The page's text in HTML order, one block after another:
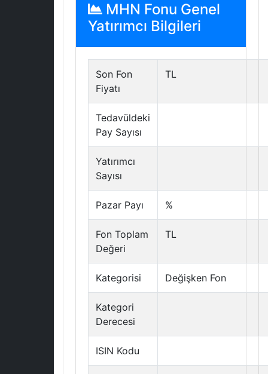
MHN Fonu Genel
Yatırımcı Bilgileri
Son Fon
Fiyatı
TL
Tedavüldeki
Pay Sayısı
Yatırımcı
Sayısı
Pazar Payı %
Fon Toplam
Değeri
TL
Kategorisi Değişken Fon
Kategori
Derecesi
ISIN Kodu